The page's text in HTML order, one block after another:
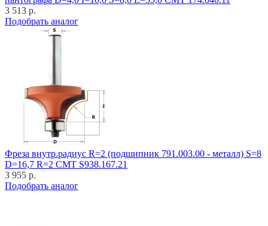
3 513 р.
Подобрать аналог
Фреза внутр.радиус R=2 (подшипник 791.003.00 - металл) S=8
D=16,7 R=2 CMT S938.167.21
3 955 р.
Подобрать аналог